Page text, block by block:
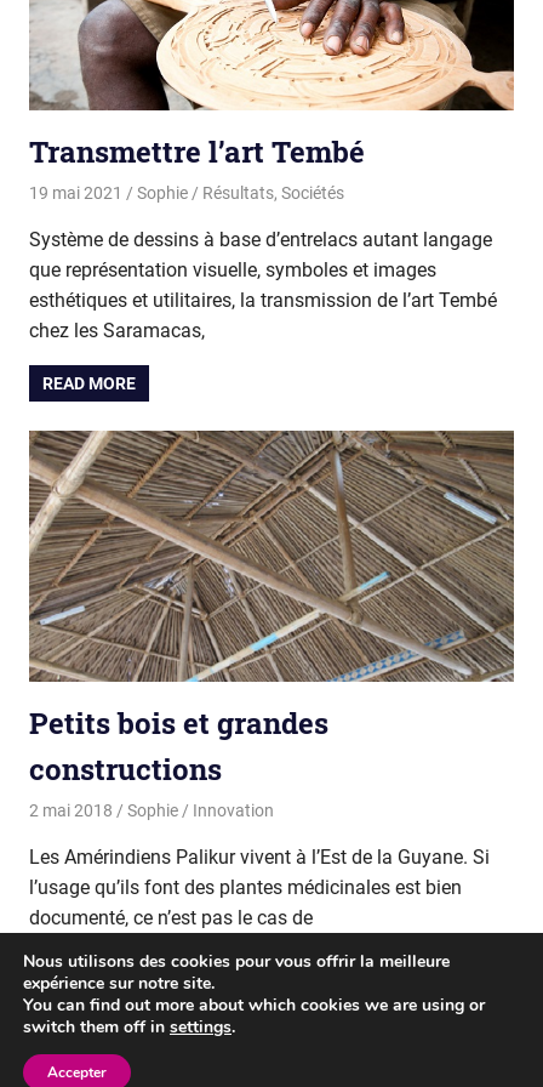
Transmettre l’art Tembé
19 mai 2021 Sophie Résultats, Sociétés
Système de dessins à base d’entrelacs autant langage
que représentation visuelle, symboles et images
esthétiques et utilitaires, la transmission de l’art Tembé
chez les Saramacas,
READ MORE
Petits bois et grandes
constructions
2 mai 2018 Sophie Innovation
Les Amérindiens Palikur vivent à l’Est de la Guyane. Si
l’usage qu’ils font des plantes médicinales est bien
documenté, ce n’est pas le cas de
READ MORE
WordPress Theme: Gridbox by ThemeZee.
Nous utilisons des cookies pour vous offrir la meilleure
expérience sur notre site.
You can find out more about which cookies we are using or
switch them off in settings.
Accepter